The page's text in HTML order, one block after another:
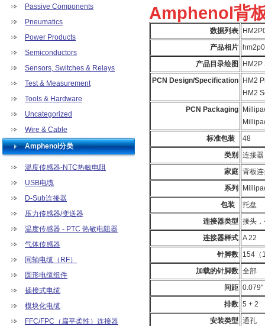
Passive Components
Pneumatics
Power Products
Semiconductors
Sensors, Switches & Relays
Test & Measurement
Tools & Hardware
Uncategorized
Wire & Cable
Amphenol分类
温度传感器-NTC热敏电阻
USB电缆
D-Sub连接器
压力传感器/变送器
温度传感器 - PTC 热敏电阻器
气体传感器
同轴电缆（RF）
圆形电缆组件
插接式电缆
模块化电缆
FFC/FPC（扁平柔性）连接器
Amphenol背
数据列表
产品相片
产品目录绘图
HM2P
PCN Design/Specification
HM2
HM2
PCN Packaging
标准包装
48
类别
连接
家庭 背板
系列
包装
托盘
连接器类型 接头
连接器样式 A 22
针脚数 154（
加载的针脚数 全部
间距 0.079"
排数 5 + 2
安装类型 通孔